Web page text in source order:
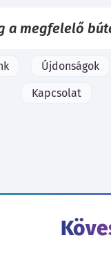
Újdonságok
Kapcsolat